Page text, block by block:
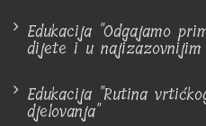
Edukacija "Odgajamo
dijete i u
Edukacija "Rutina
djelovanja"